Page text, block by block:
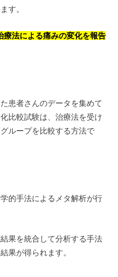
す。
療法による痛みの変化を報告
患者さんのデータを集めて
比較試験は、治療法を受け
ループを比較する方法で
的手法によるメタ解析が行
果を統合して分析する手法
果が得られます。